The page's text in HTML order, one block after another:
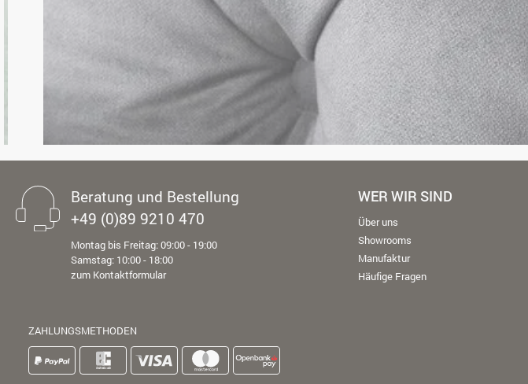
Beratung und Bestellung
+49 (0)89 9210 470
Montag bis Freitag: 09:00 - 19:00
Samstag: 10:00 - 18:00
zum Kontaktformular
ZAHLUNGSMETHODEN
WER WIR SIND
Über uns
Showrooms
Manufaktur
Häufige Fragen